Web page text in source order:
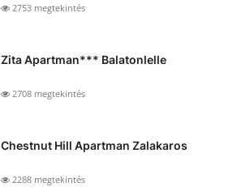
2753 megtekintés
Zita Apartman*** Balatonlelle
2708 megtekintés
Chestnut Hill Apartman Zalakaros
2288 megtekintés